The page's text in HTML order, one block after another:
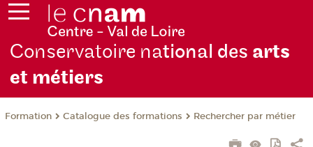
Conservatoire national des arts
et métiers
Formation Catalogue des formations Rechercher par métier